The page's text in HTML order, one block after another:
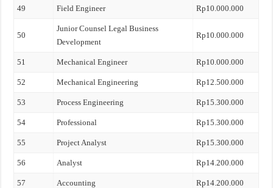
49 Field Engineer Rp10.000.000
50
Junior Counsel Legal Business
Development
Rp10.000.000
51 Mechanical Engineer Rp10.000.000
52 Mechanical Engineering Rp12.500.000
53 Process Engineering Rp15.300.000
54 Professional Rp15.300.000
55 Project Analyst Rp15.300.000
56 Analyst Rp14.200.000
57 Accounting Rp14.200.000